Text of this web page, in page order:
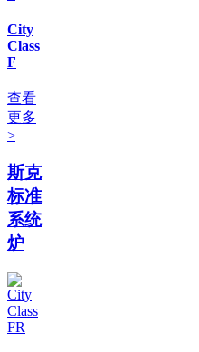
City
Class
F
查看
更多
>
斯克
标准
系统
炉